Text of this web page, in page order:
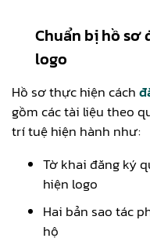
Chuẩn bị hồ sơ
logo
Hồ sơ thực hiện cách
gồm các tài liệu theo
trí tuệ hiện hành như:
Tờ khai đăng ký
hiện logo
Hai bản sao tác
hộ